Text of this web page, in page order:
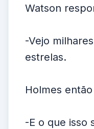
Watson
-Vejo
estrelas.
Holmes
-E o que isso